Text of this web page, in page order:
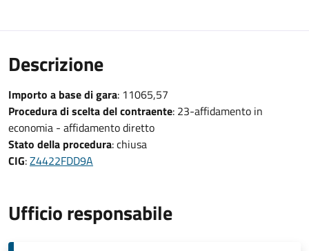
Descrizione
Importo a base di gara: 11065,57
Procedura di scelta del contraente: 23-affidamento in
economia - affidamento diretto
Stato della procedura: chiusa
CIG:Z4422FDD9A
Ufficio responsabile